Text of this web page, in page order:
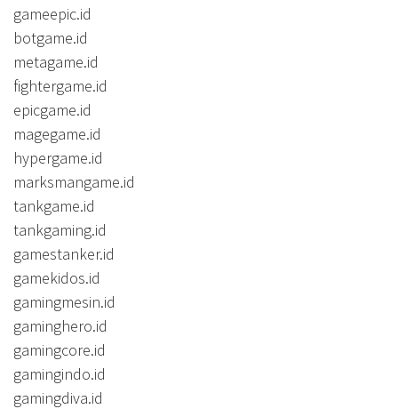
gameepic.id
botgame.id
metagame.id
fightergame.id
epicgame.id
magegame.id
hypergame.id
marksmangame.id
tankgame.id
tankgaming.id
gamestanker.id
gamekidos.id
gamingmesin.id
gaminghero.id
gamingcore.id
gamingindo.id
gamingdiva.id